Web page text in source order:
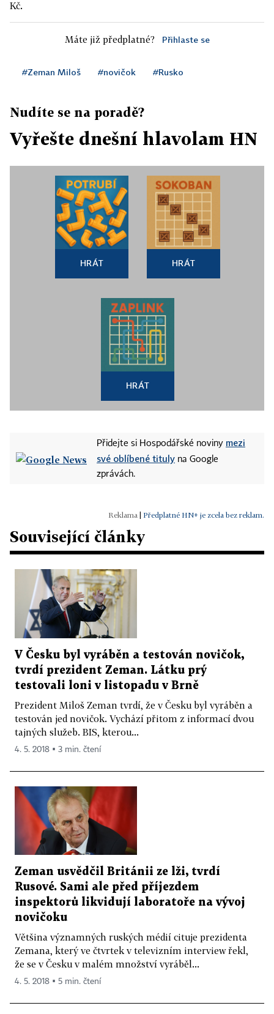
Kč.
Máte již předplatné? Přihlaste se
#Zeman Miloš #novičok #Rusko
Nudíte se na poradě?
Vyřešte dnešní hlavolam HN
HRÁT HRÁT
HRÁT
Přidejte si Hospodářské noviny mezi
své oblíbené tituly na Google
zprávách.
Předplatné HN+ je zcela bez reklam.
Související články
V Česku byl vyráběn a testován novičok,
tvrdí prezident Zeman. Látku prý
testovali loni v listopadu v Brně
Prezident Miloš Zeman tvrdí, že v Česku byl vyráběn a
testován jed novičok. Vychází přitom z informací dvou
tajných služeb. BIS, kterou...
4. 5. 2018 ▪ 3 min. čtení
Zeman usvědčil Británii ze lži, tvrdí
Rusové. Sami ale před příjezdem
inspektorů likvidují laboratoře na vývoj
novičoku
Většina významných ruských médií cituje prezidenta
Zemana, který ve čtvrtek v televizním interview řekl,
že se v Česku v malém množství vyráběl...
4. 5. 2018 ▪ 5 min. čtení